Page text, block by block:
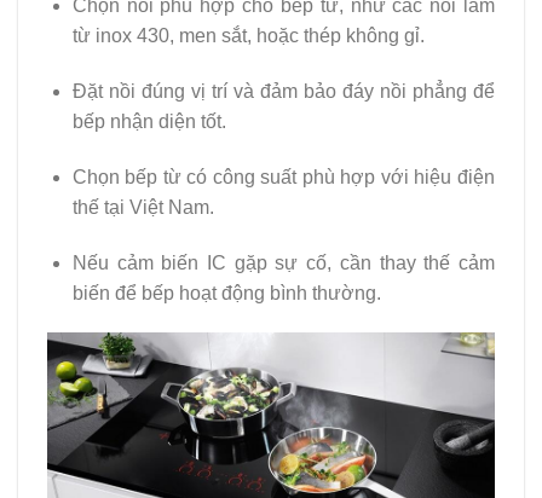
Chọn nồi phù hợp cho bếp từ, như các nồi làm
từ inox 430, men sắt, hoặc thép không gỉ.
Đặt nồi đúng vị trí và đảm bảo đáy nồi phẳng để
bếp nhận diện tốt.
Chọn bếp từ có công suất phù hợp với hiệu điện
thế tại Việt Nam.
Nếu cảm biến IC gặp sự cố, cần thay thế cảm
biến để bếp hoạt động bình thường.